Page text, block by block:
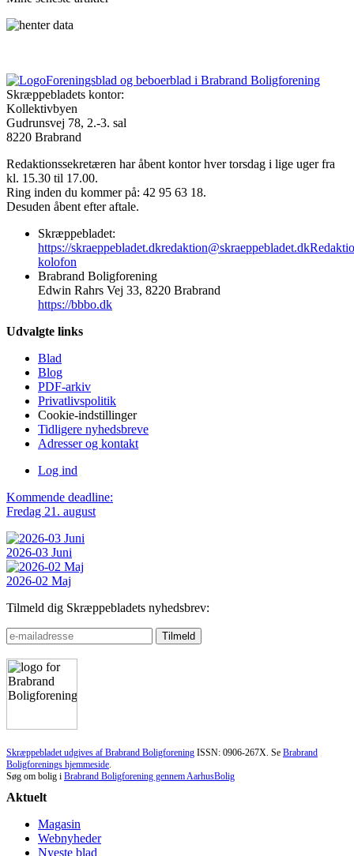
Foreningsblad og beboerblad i Brabrand Boligforening
Skræppebladets kontor:
Kollektivbyen
Gudrunsvej 78, 2.-3. sal
8220 Brabrand
Redaktionssekretæren har åbent kontor hver torsdag i lige uger fra
kl. 15.30 til 17.00.
Ring inden du kommer på: 42 95 63 18.
Desuden åbent efter aftale.
Skræppebladet:
https://skraeppebladet.dkredaktion@skraeppebladet.dk
kolofon
Brabrand Boligforening
Edwin Rahrs Vej 33, 8220 Brabrand
https://bbbo.dk
Udvalgte links
Blad
Blog
PDF-arkiv
Privatlivspolitik
Cookie-indstillinger
Tidligere nyhedsbreve
Adresser og kontakt
Log ind
Kommende deadline:
Fredag 21. august
2026-03 Juni
2026-02 Maj
Tilmeld dig Skræppebladets nyhedsbrev:
Skræppebladet udgives af Brabrand Boligforening ISSN: 0906-267X. Se Brabrand
Boligforenings hjemmeside
Søg om bolig i Brabrand Boligforening gennem AarhusBolig
Aktuelt
Magasin
Webnyheder
Nyeste blad